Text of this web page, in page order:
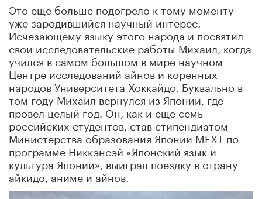
Это еще больше подогрело к тому моменту
уже зародившийся научный интерес.
Исчезающему языку этого народа и посвятил
свои исследовательские работы Михаил, когда
учился в самом большом в мире научном
Центре исследований айнов и коренных
народов Университета Хоккайдо. Буквально в
том году Михаил вернулся из Японии, где
провел целый год. Он, как и еще семь
российских студентов, став стипендиатом
Министерства образования Японии MEXT по
программе Никкэнсэй «Японский язык и
культура Японии», выиграл поездку в страну
айкидо, аниме и айнов.